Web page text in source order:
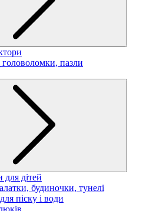
головоломки, пазли
для дітей
будиночки, тунелі
піску і води